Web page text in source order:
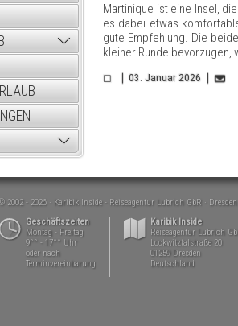
Martinique ist eine Insel,
es dabei etwas
gute Empfehlung. Die
kleiner Runde bevorzugen,
03. Januar 2026
2002 - 2026 Karibik Inside - Reiseagentur Lubrich GbR
Dresden
Geschäftszeiten
Montag - Freitag
9°° - 17°° Uhr
oder nach
Terminvereinbarung
Karibik Inside
Reiseagentur Lubrich
Lockwitztalstraße 20
01259 Dresden
Deutschland